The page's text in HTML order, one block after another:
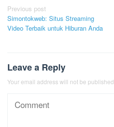
Post
navigation
Previous post
Simontokweb: Situs Streaming
Video Terbaik untuk Hiburan Anda
Leave a Reply
Your email address will not be published.